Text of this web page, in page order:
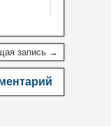
запись →